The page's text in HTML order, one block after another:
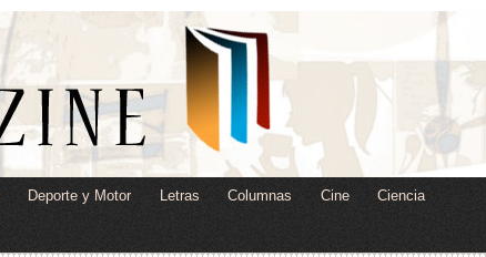
Deporte y Motor Letras Columnas Cine Ciencia